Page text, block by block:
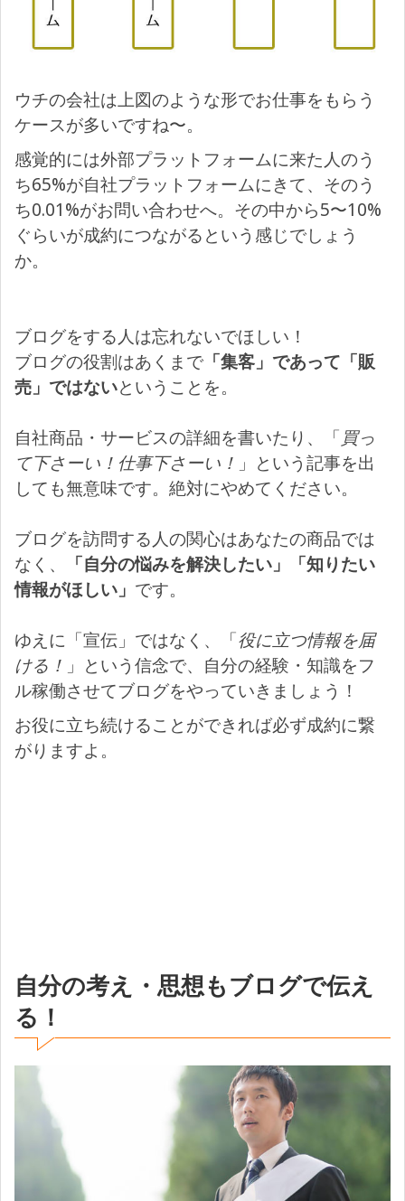
ウチの会社は上図のような形でお仕事をもらう
ケースが多いですね〜。
感覚的には外部プラットフォームに来た人のう
ち65%が自社プラットフォームにきて、そのう
ち0.01%がお問い合わせへ。その中から5〜10%
ぐらいが成約につながるという感じでしょう
か。
ブログをする人は忘れないでほしい！
ブログの役割はあくまで 「集客」であって「販
売」ではないということを。
自社商品・サービスの詳細を書いたり、「 買っ
て下さーい！仕事下さーい！ 」という記事を出
しても無意味です。絶対にやめてください。
ブログを訪問する人の関心はあなたの商品では
なく、
「自分の悩みを解決したい」「知りたい
情報がほしい」 です。
ゆえに「宣伝」ではなく、「役に立つ情報を届
ける！ 」という信念で、自分の経験・知識をフ
ル稼働させてブログをやっていきましょう！
お役に立ち続けることができれば必ず成約に繋
がりますよ。
自分の考え・思想もブログで伝え
る！